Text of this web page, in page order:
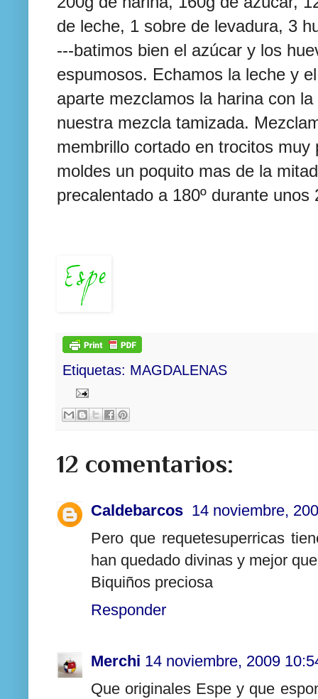
de leche, 1 sobre de levadura, 3
---batimos bien el azúcar y los
espumosos. Echamos la leche y
aparte mezclamos la harina con
nuestra mezcla tamizada.
membrillo cortado en trocitos muy
moldes un poquito mas de la
precalentado a 180º durante unos
Etiquetas: MAGDALENAS
12 comentarios:
Caldebarcos 14 noviembre,
Pero que requetesuperricas
han quedado divinas y mejor
Biquiños preciosa
Responder
Merchi 14 noviembre, 2009
Que originales Espe y que